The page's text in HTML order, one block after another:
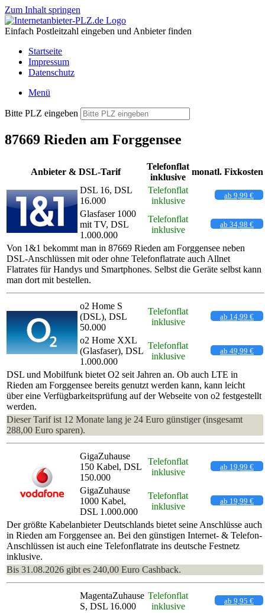
Zum Inhalt springen
Einfach Postleitzahl eingeben und Anbieter finden
Startseite
Impressum
Datenschutz
Menü
Bitte PLZ eingeben
87669 Rieden am Forggensee
Anbieter & DSL-Tarif
Telefonflat
inklusive
monatl. Fixkosten
DSL 16, DSL
16.000
Telefonflat
inklusive
ab 9,99 €
Glasfaser 1000
mit TV, DSL
1.000.000
Telefonflat
inklusive
ab 34,98 €
Von 1&1 bekommt man in 87669 Rieden am Forggensee neben
DSL-Anschlüssen mit oder ohne Telefonflatrate auch Allnet
Flatrates für Handys und Smartphones. Selbst die Geräte selbst kann
man dort mit bestellen.
o2 Home S
(DSL), DSL
50.000
Telefonflat
inklusive
ab 14,99 €
o2 Home XXL
(Glasfaser), DSL
1.000.000
Telefonflat
inklusive
ab 49,99 €
DSL und Mobilfunk bietet O2 seit Jahren an. Ob auch LTE in
Rieden am Forggensee bereits genutzt werden kann, kann leicht
über eine Verfügbarkeitsprüfung auf der Webseite von o2 festgestellt
werden.
Dieser Tarif ist 12 Monate lang je 24 Euro günstiger (insgesamt
288,00 Euro sparen).
GigaZuhause
150 Kabel, DSL
150.000
Telefonflat
inklusive
ab 19,99 €
GigaZuhause
1000 Kabel,
DSL 1.000.000
Telefonflat
inklusive
ab 19,99 €
Der größte Kabelanbieter Deutschlands bietet seine Anschlüsse auch
in Rieden am Forggensee an. Bei den günstigen Internet- & Telefon-
Anschlüssen ist auch eine Telefonflatrate ins deutsche Festnetz
inklusive.
Bis 31.08.2026 gibt es 240,00 Euro Cashback.
MagentaZuhause
S, DSL 16.000
Telefonflat
inklusive
ab 9,95 €